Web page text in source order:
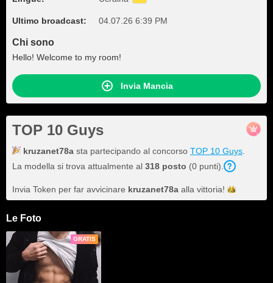
Ultimo broadcast: 04.07.26 6:39 PM
Chi sono
Hello! Welcome to my room!
Invia Mancia
TOP 10 Guys
kruzanet78a sta partecipando al concorso TOP 10 Guys
La modella si trova attualmente al 318 posto (0 punti).
Invia Token per far avvicinare kruzanet78a alla vittoria!
Le Foto
GRATIS